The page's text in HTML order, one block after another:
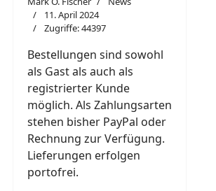
11. April 2024
Zugriffe: 44397
Bestellungen sind sowohl
als Gast als auch als
registrierter Kunde
möglich. Als Zahlungsarten
stehen bisher PayPal oder
Rechnung zur Verfügung.
Lieferungen erfolgen
portofrei.